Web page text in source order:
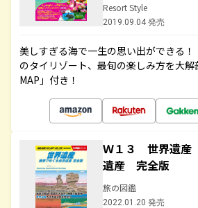
Resort Style
2019.09.04 発売
美しすぎる海で一生の思い出ができる
のタイリゾート、最旬の楽しみ方を大
MAP」付き！
Ｗ１３ 世界遺産
遺産 完全版
旅の図鑑
2022.01.20 発売